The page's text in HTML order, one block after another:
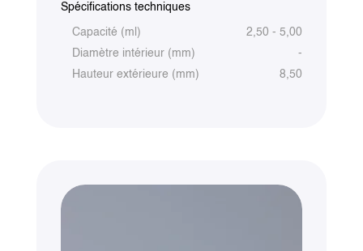
Spécifications techniques
Capacité (ml)
2,50 - 5,00
Diamètre intérieur (mm)
-
Hauteur extérieure (mm)
8,50